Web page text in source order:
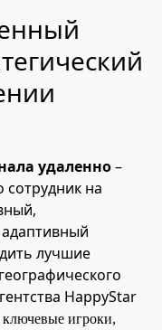
удаленно–
на
лучшие
HappyStar
ключевые игроки,